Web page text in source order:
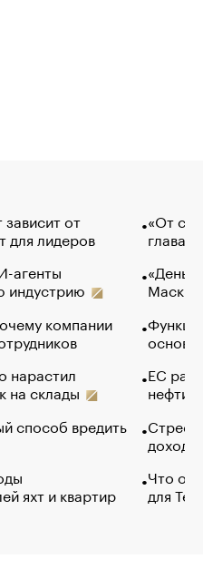
от
для лидеров
агенты
индустрию
компании
нарастил
на склады
способ вредить
яхт и квартир
«От
глава
Маск в
основ
ЕС
нефти
Что
для